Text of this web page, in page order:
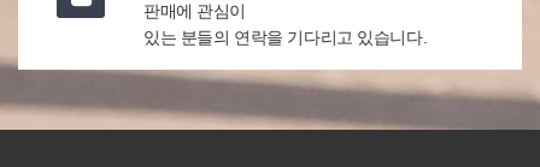
판매에 관심이
있는 분들의 연락을 기다리고 있습니다.